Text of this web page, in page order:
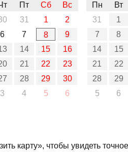
Пт Сб
Вс
31 1
2
6 7 8
9
14 15
16
21 22
23
28 29
30
3 4 5 6
Пн
Вт
31
1
7
8
14
15
21
22
28
29
5
6
карту», чтобы увидеть